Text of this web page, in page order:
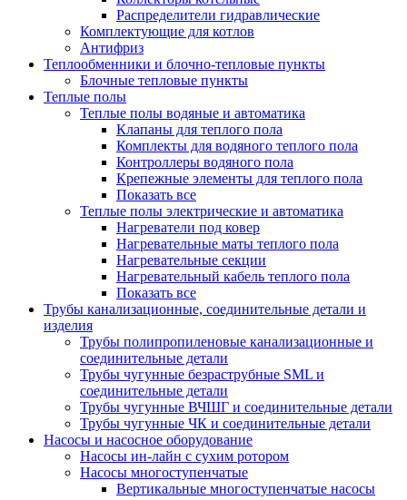
Распределители гидравлические
Комплектующие для котлов
Антифриз
Теплообменники и блочно-тепловые пункты
Блочные тепловые пункты
Теплые полы
Теплые полы водяные и автоматика
Клапаны для теплого пола
Комплекты для водяного теплого пола
Контроллеры водяного пола
Крепежные элементы для теплого пола
Показать все
Теплые полы электрические и автоматика
Нагреватели под ковер
Нагревательные маты теплого пола
Нагревательные секции
Нагревательный кабель теплого пола
Показать все
Трубы канализационные, соединительные детали и
изделия
Трубы полипропиленовые канализационные и
соединительные детали
Трубы чугунные безраструбные SML и
соединительные детали
Трубы чугунные ВЧШГ и соединительные детали
Трубы чугунные ЧК и соединительные детали
Насосы и насосное оборудование
Насосы ин-лайн с сухим ротором
Насосы многоступенчатые
Вертикальные многоступенчатые насосы